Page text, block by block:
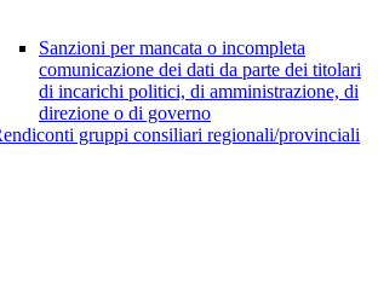
Sanzioni per mancata o incompleta
comunicazione dei dati da parte dei titolari
di incarichi politici, di amministrazione, di
direzione o di governo
gruppi consiliari regionali/provinciali